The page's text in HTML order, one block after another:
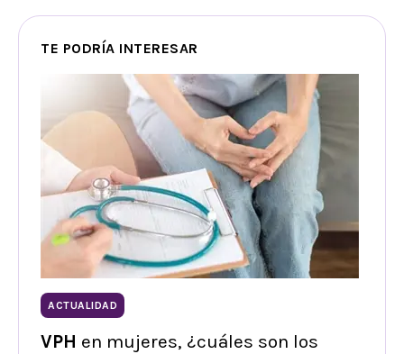
TE PODRÍA INTERESAR
ACTUALIDAD
VPH en mujeres, ¿cuáles son los